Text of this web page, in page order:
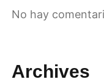
No hay
Archives